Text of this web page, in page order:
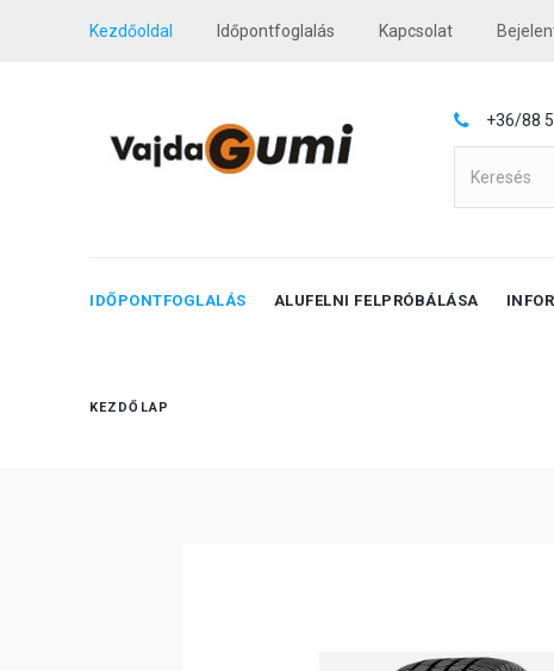
Kezdőoldal Időpontfoglalás Kapcsolat
+36/88
IDŐPONTFOGLALÁS ALUFELNI FELPRÓBÁLÁSA
KEZDŐLAP